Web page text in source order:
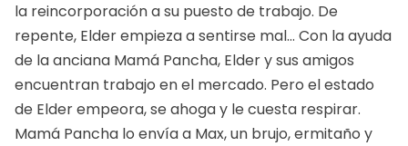
la reincorporación a su puesto de trabajo. De
repente, Elder empieza a sentirse mal… Con la ayuda
de la anciana Mamá Pancha, Elder y sus amigos
encuentran trabajo en el mercado. Pero el estado
de Elder empeora, se ahoga y le cuesta respirar.
Mamá Pancha lo envía a Max, un brujo, ermitaño y